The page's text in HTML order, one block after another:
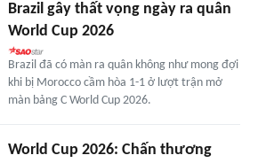
Brazil gây thất vọng ngày ra quân
World Cup 2026
Brazil đã có màn ra quân không như mong đợi
khi bị Morocco cầm hòa 1-1 ở lượt trận mở
màn bảng C World Cup 2026.
World Cup 2026: Chấn thương